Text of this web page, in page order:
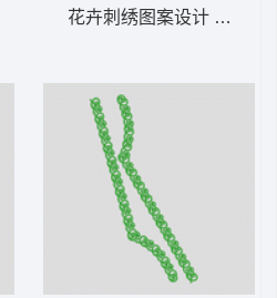
花卉刺绣图案设计 水溶领